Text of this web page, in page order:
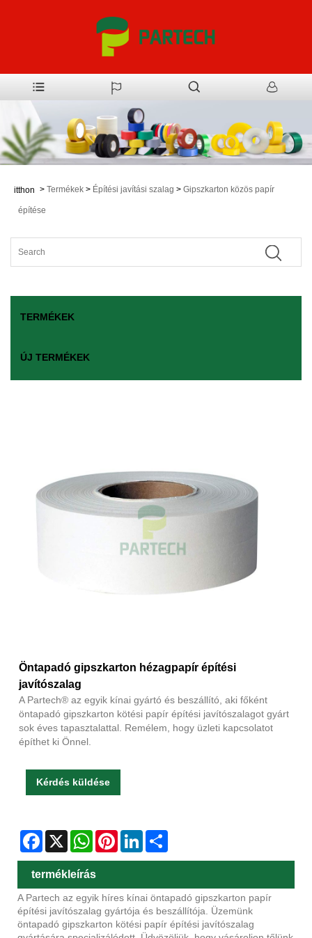
itthon > Termékek > Építési javítási szalag > Gipszkarton közös papír
építése
TERMÉKEK
ÚJ TERMÉKEK
Öntapadó gipszkarton hézagpapír építési
javítószalag
A Partech® az egyik kínai gyártó és beszállító, aki főként
öntapadó gipszkarton kötési papír építési javítószalagot gyárt
sok éves tapasztalattal. Remélem, hogy üzleti kapcsolatot
építhet ki Önnel.
Kérdés küldése
Facebook
X WhatsAppPinterestLinkedIn
termékleírás
A Partech az egyik híres kínai öntapadó gipszkarton papír
építési javítószalag gyártója és beszállítója. Üzemünk
öntapadó gipszkarton kötési papír építési javítószalag